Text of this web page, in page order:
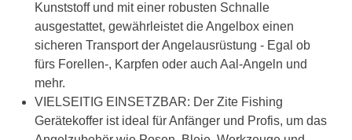
Kunststoff und mit einer robusten Schnalle
ausgestattet, gewährleistet die Angelbox einen
sicheren Transport der Angelausrüstung - Egal ob
fürs Forellen-, Karpfen oder auch Aal-Angeln und
mehr.
VIELSEITIG EINSETZBAR: Der Zite Fishing
Gerätekoffer ist ideal für Anfänger und Profis, um das